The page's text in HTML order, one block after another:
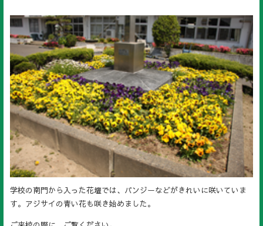
学校の南門から入った花壇では、パンジーなどがきれいに咲いていま
す。アジサイの青い花も咲き始めました。